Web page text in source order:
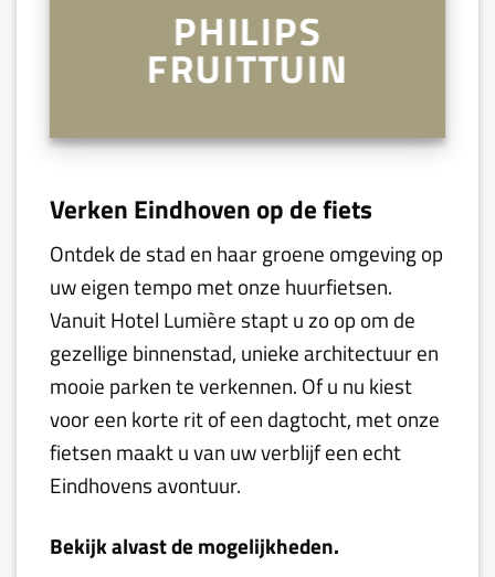
PHILIPS
FRUITTUIN
Verken Eindhoven op de fiets
Ontdek de stad en haar groene omgeving op
uw eigen tempo met onze huurfietsen.
Vanuit Hotel Lumière stapt u zo op om de
gezellige binnenstad, unieke architectuur en
mooie parken te verkennen. Of u nu kiest
voor een korte rit of een dagtocht, met onze
fietsen maakt u van uw verblijf een echt
Eindhovens avontuur.
Bekijk alvast de mogelijkheden.